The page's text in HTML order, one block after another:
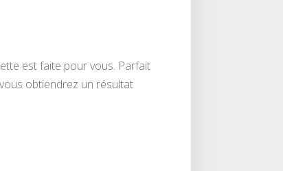
est faite pour vous. Parfait
obtiendrez un résultat